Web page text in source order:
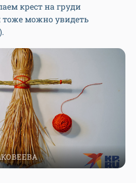
крест на груди
можно увидеть